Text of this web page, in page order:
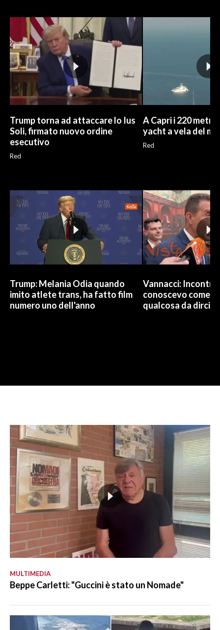
Trump torna ad attaccare lo Ius
Soli, firmato nuovo ordine
esecutivo
Red
A Capri i 220 metri
yacht a vela del
Red
Trump: Melania Odia quando
imito atlete trans, ha fatto film
numero uno dell'anno
Vannacci: Incontro
conoscevo come
qualcosa da dirci
MULTIMEDIA
Beppe Carletti: "Guccini è stato un Nomade"